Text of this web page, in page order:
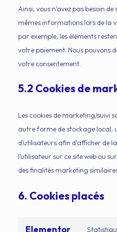
Ainsi, vous n’avez pas besoin
mêmes informations lors de la
par exemple, les éléments
votre paiement. Nous pouvons
votre consentement.
5.2 Cookies de
Les cookies de marketing/suivi
autre forme de stockage local,
d’utilisateurs afin d’afficher de
l’utilisateur sur ce site web ou
des finalités marketing
6. Cookies placés
Elementor